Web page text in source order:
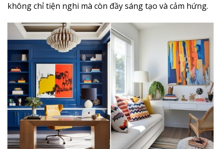
không chỉ tiện nghi mà còn đầy sáng tạo và cảm hứng.